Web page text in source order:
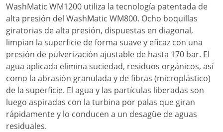
WashMatic WM1200 utiliza la tecnología patentada de
alta presión del WashMatic WM800. Ocho boquillas
giratorias de alta presión, dispuestas en diagonal,
limpian la superficie de forma suave y eficaz con una
presión de pulverización ajustable de hasta 170 bar. El
agua aplicada elimina suciedad, residuos orgánicos, así
como la abrasión granulada y de fibras (microplástico)
de la superficie. El agua y las partículas liberadas son
luego aspiradas con la turbina por palas que giran
rápidamente y lo conducen a un desagüe de aguas
residuales.